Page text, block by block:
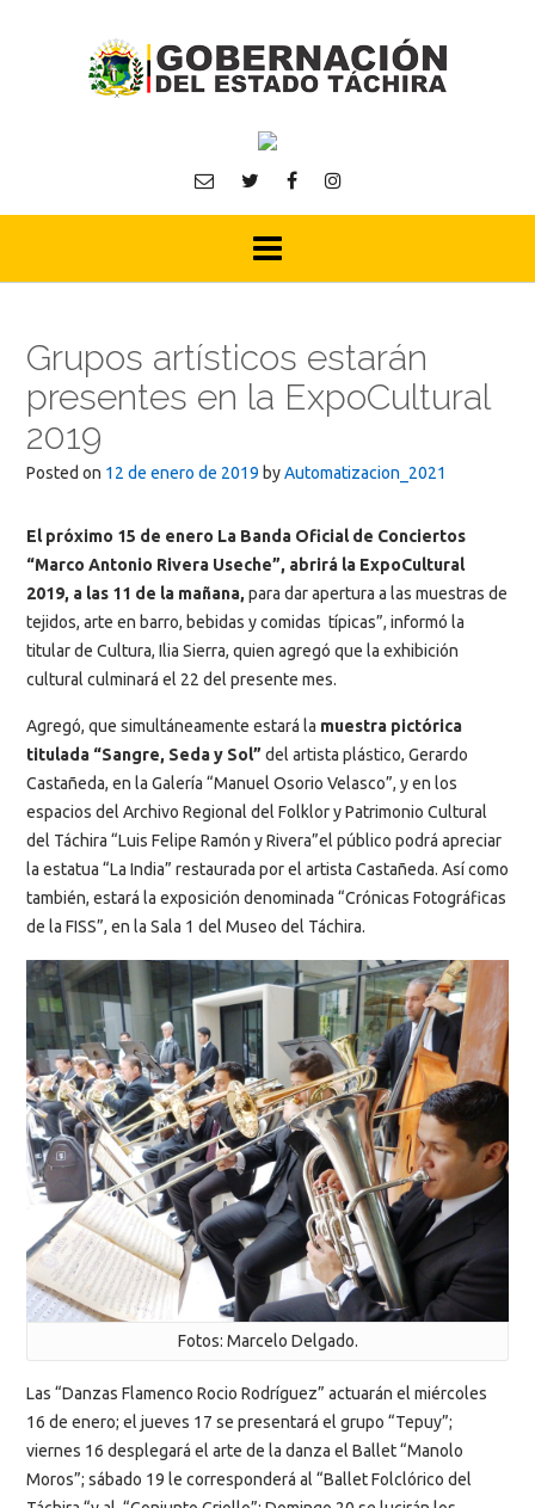
Grupos artísticos estarán
presentes en la ExpoCultural
2019
Posted on 12 de enero de 2019 byAutomatizacion_2021
El próximo 15 de enero La Banda Oficial de Conciertos
“Marco Antonio Rivera Useche”, abrirá la ExpoCultural
2019, a las 11 de la mañana, para dar apertura a las muestras de
tejidos, arte en barro, bebidas y comidas típicas”, informó la
titular de Cultura, Ilia Sierra, quien agregó que la exhibición
cultural culminará el 22 del presente mes.
Agregó, que simultáneamente estará la muestra pictórica
titulada “Sangre, Seda y Sol” del artista plástico, Gerardo
Castañeda, en la Galería “Manuel Osorio Velasco”, y en los
espacios del Archivo Regional del Folklor y Patrimonio Cultural
del Táchira “Luis Felipe Ramón y Rivera”el público podrá apreciar
la estatua “La India” restaurada por el artista Castañeda. Así como
también, estará la exposición denominada “Crónicas Fotográficas
de la FISS”, en la Sala 1 del Museo del Táchira.
Fotos: Marcelo Delgado.
Las “Danzas Flamenco Rocio Rodríguez” actuarán el miércoles
16 de enero; el jueves 17 se presentará el grupo “Tepuy”;
viernes 16 desplegará el arte de la danza el Ballet “Manolo
Moros”; sábado 19 le corresponderá al “Ballet Folclórico del